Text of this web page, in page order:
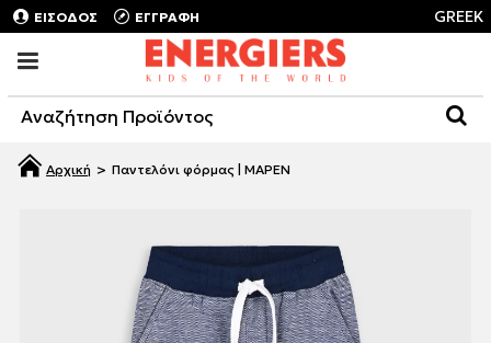
ΕΙΣΟΔΟΣ ΕΓΓΡΑΦΗ GREEK
Παντελόνι φόρμας | ΜΑΡΕΝ